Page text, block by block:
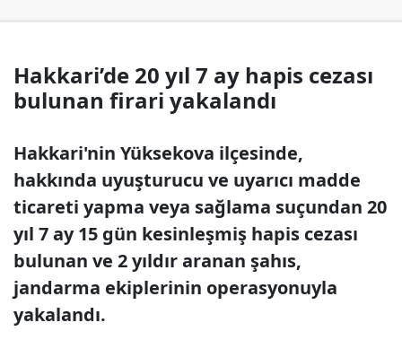
Hakkari’de 20 yıl 7 ay hapis cezası
bulunan firari yakalandı
Hakkari'nin Yüksekova ilçesinde,
hakkında uyuşturucu ve uyarıcı madde
ticareti yapma veya sağlama suçundan 20
yıl 7 ay 15 gün kesinleşmiş hapis cezası
bulunan ve 2 yıldır aranan şahıs,
jandarma ekiplerinin operasyonuyla
yakalandı.